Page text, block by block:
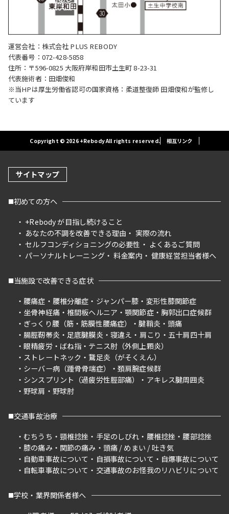
運営会社：株式会社 PLUS REBODY
代表番号：072-428-5858
住所：〒596-0825 大阪府岸和田市土生町 8-23-31
代表施術者：田畑俊和
※当HPは厚生労働省認可の国家資格：柔道整復師 田畑俊和が監修し
ています
Copyright © 2026 +Rebody All rights reserved. 相互リンク
サイトマップ
初めての方へ
+Rebody が目指し続けること
あなたの不調を改善できる理由
実際の流れ
セルフコンディショニングの必要性
よくあるご質問
パーソナルトレーニング
料金案内 健康経営担当者様へ
当施設で改善できる症状
腰痛症
腰椎分離症 ジャンパー膝
変形性膝関節症
坐骨神経痛
椎間板ヘルニア 顎関節症
胸郭出口症候群
ぎっくり腰（筋・筋膜性腰痛症）
腱鞘炎
頭痛
腸脛靭帯炎
足底腱膜炎 寝違え 肩こり
五十肩四十肩
眼精疲労
ばね指
テニス肘（外側上顆炎）
ストレートネック
鵞足炎（がそくえん）
シーバー病（踵骨骨端症）
頚肩腕症候群
シンスプリント（過疲労性脛部痛）
アキレス腱周囲炎
野球肩
野球肘
交通事故治療
むちうち
頸椎捻挫 手足のしびれ 腰椎捻挫
腰部捻挫
膝の痛み
関節の痛み
頭痛 / めまい / 吐き気
自動車事故について
自損事故について
自爆事故について
自転車事故について
交通事故のお怪我のリハビリについて
学校・業界関係者様へ